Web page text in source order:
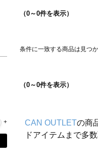
（0～0件を表示）
条件に一致する商品は見つ
（0～0件を表示）
CAN OUTLETの商
ドアイテムまで多